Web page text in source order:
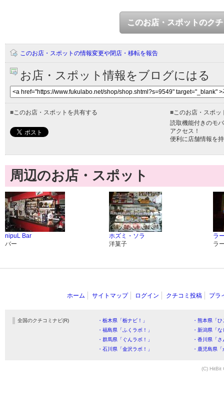
このお店・スポットのク
このお店・スポットの情報変更や閉店・移転を報告
お店・スポット情報をブログにはる
■このお店・スポットを共有する ■このお店・スポッ
読取機能付きのモ
アクセス！
便利に店舗情報を
周辺のお店・スポット
nipuL Bar
バー
ホズミ・ソラ
洋菓子
ラ
ラ
ホーム サイトマップ ログイン クチコミ投稿 プラ
全国のクチコミナビ(R) ・栃木県「栃ナビ！」
・熊本県「
・福島県「ふくラボ！」
・新潟県「
・群馬県「ぐんラボ！」
・香川県「
・石川県「金沢ラボ！」
・鹿児島県
(C) HitBit